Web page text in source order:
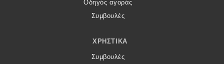
Οδηγός αγοράς
Συμβουλές
ΧΡΗΣΤΙΚΆ
Συμβουλές